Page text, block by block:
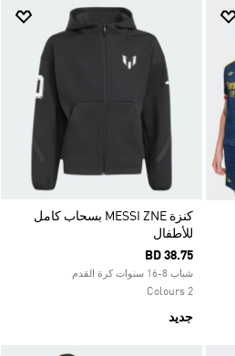
كنزة MESSI ZNE بسحاب كامل
للأطفال
BD 38.75
شباب 8-16 سنوات كرة القدم
2 Colours
جديد